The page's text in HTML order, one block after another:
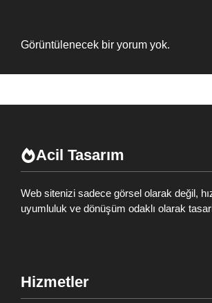
Görüntülenecek bir yorum yok.
Acil Tasarım
Web sitenizi sadece görsel olarak değil,
uyumluluk ve dönüşüm odaklı olarak
Hizmetler